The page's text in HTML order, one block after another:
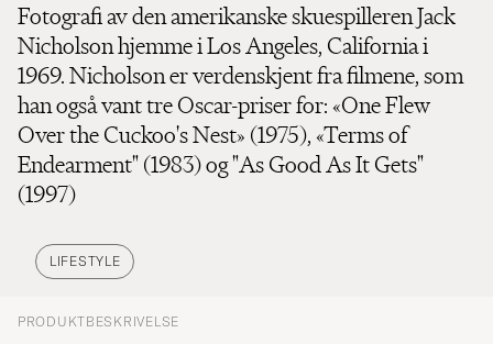
Fotografi av den amerikanske skuespilleren Jack
Nicholson hjemme i Los Angeles, California i
1969. Nicholson er verdenskjent fra filmene, som
han også vant tre Oscar-priser for: «One Flew
Over the Cuckoo's Nest» (1975), «Terms of
Endearment" (1983) og "As Good As It Gets"
(1997)
LIFESTYLE
PRODUKTBESKRIVELSE